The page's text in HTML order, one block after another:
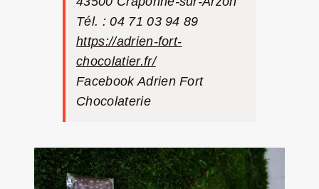
Tél. : 04 71 03 94 89
https://adrien-fort-
chocolatier.fr/
Facebook Adrien Fort
Chocolaterie